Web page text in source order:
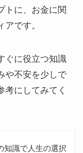
トに、お金に関
です。
ぐに役立つ知識
や不安を少しで
考にしてみてく
知識で人生の選択